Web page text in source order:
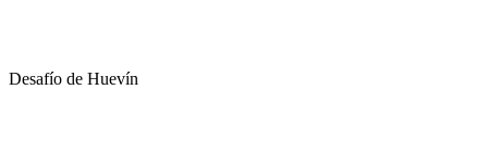
Desafío de Huevín